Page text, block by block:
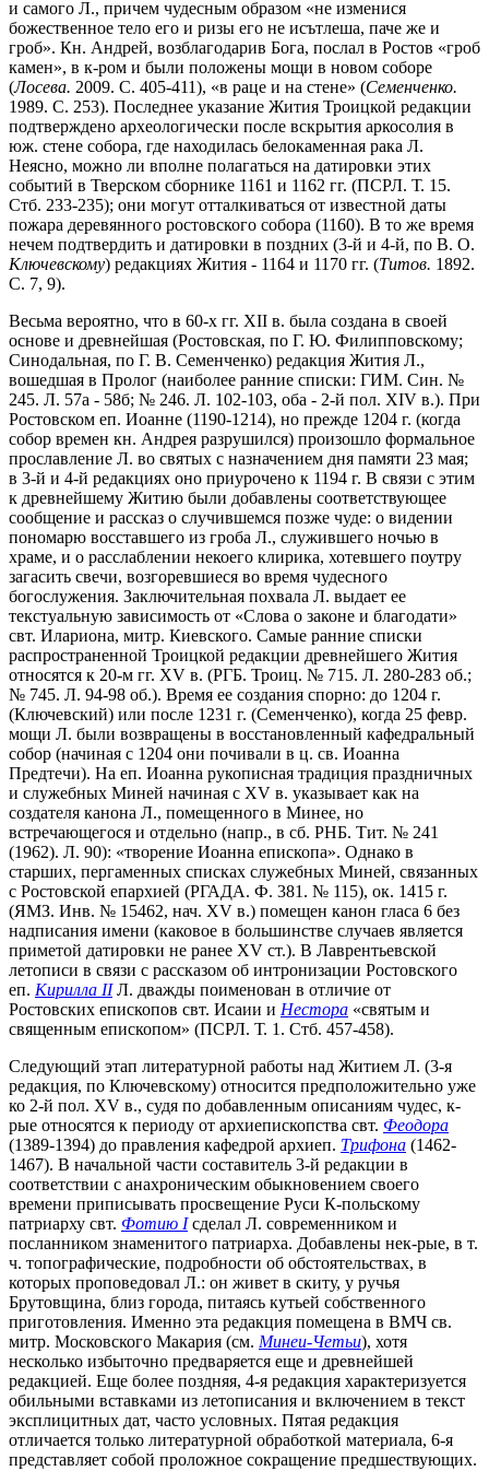
и самого Л., причем чудесным образом «не изменися
божественное тело его и ризы его не исътлеша, паче же и
гроб». Кн. Андрей, возблагодарив Бога, послал в Ростов «гроб
камен», в к-ром и были положены мощи в новом соборе
(Лосева. 2009. С. 405-411), «в раце и на стене» (Семенченко.
1989. С. 253). Последнее указание Жития Троицкой редакции
подтверждено археологически после вскрытия аркосолия в
юж. стене собора, где находилась белокаменная рака Л.
Неясно, можно ли вполне полагаться на датировки этих
событий в Тверском сборнике 1161 и 1162 гг. (ПСРЛ. Т. 15.
Стб. 233-235); они могут отталкиваться от известной даты
пожара деревянного ростовского собора (1160). В то же время
нечем подтвердить и датировки в поздних (3-й и 4-й, по В. О.
Ключевскому) редакциях Жития - 1164 и 1170 гг. (Титов. 1892.
С. 7, 9).
Весьма вероятно, что в 60-х гг. XII в. была создана в своей
основе и древнейшая (Ростовская, по Г. Ю. Филипповскому;
Синодальная, по Г. В. Семенченко) редакция Жития Л.,
вошедшая в Пролог (наиболее ранние списки: ГИМ. Син. №
245. Л. 57а - 58б; № 246. Л. 102-103, оба - 2-й пол. XIV в.). При
Ростовском еп. Иоанне (1190-1214), но прежде 1204 г. (когда
собор времен кн. Андрея разрушился) произошло формальное
прославление Л. во святых с назначением дня памяти 23 мая;
в 3-й и 4-й редакциях оно приурочено к 1194 г. В связи с этим
к древнейшему Житию были добавлены соответствующее
сообщение и рассказ о случившемся позже чуде: о видении
пономарю восставшего из гроба Л., служившего ночью в
храме, и о расслаблении некоего клирика, хотевшего поутру
загасить свечи, возгоревшиеся во время чудесного
богослужения. Заключительная похвала Л. выдает ее
текстуальную зависимость от «Слова о законе и благодати»
свт. Илариона, митр. Киевского. Самые ранние списки
распространенной Троицкой редакции древнейшего Жития
относятся к 20-м гг. XV в. (РГБ. Троиц. № 715. Л. 280-283 об.;
№ 745. Л. 94-98 об.). Время ее создания спорно: до 1204 г.
(Ключевский) или после 1231 г. (Семенченко), когда 25 февр.
мощи Л. были возвращены в восстановленный кафедральный
собор (начиная с 1204 они почивали в ц. св. Иоанна
Предтечи). На еп. Иоанна рукописная традиция праздничных
и служебных Миней начиная с XV в. указывает как на
создателя канона Л., помещенного в Минее, но
встречающегося и отдельно (напр., в сб. РНБ. Тит. № 241
(1962). Л. 90): «творение Иоанна епископа». Однако в
старших, пергаменных списках служебных Миней, связанных
с Ростовской епархией (РГАДА. Ф. 381. № 115), ок. 1415 г.
(ЯМЗ. Инв. № 15462, нач. XV в.) помещен канон гласа 6 без
надписания имени (каковое в большинстве случаев является
приметой датировки не ранее XV ст.). В Лаврентьевской
летописи в связи с рассказом об интронизации Ростовского
еп. Кирилла IIЛ. дважды поименован в отличие от
Ростовских епископов свт. Исаии и Нестора «святым и
священным епископом» (ПСРЛ. Т. 1. Стб. 457-458).
Следующий этап литературной работы над Житием Л. (3-я
редакция, по Ключевскому) относится предположительно уже
ко 2-й пол. XV в., судя по добавленным описаниям чудес, к-
рые относятся к периоду от архиепископства свт. Феодора
(1389-1394) до правления кафедрой архиеп. Трифона (1462-
1467). В начальной части составитель 3-й редакции в
соответствии с анахроническим обыкновением своего
времени приписывать просвещение Руси К-польскому
патриарху свт. Фотию Iсделал Л. современником и
посланником знаменитого патриарха. Добавлены нек-рые, в т.
ч. топографические, подробности об обстоятельствах, в
которых проповедовал Л.: он живет в скиту, у ручья
Брутовщина, близ города, питаясь кутьей собственного
приготовления. Именно эта редакция помещена в ВМЧ св.
митр. Московского Макария (см. Минеи-Четьи), хотя
несколько избыточно предваряется еще и древнейшей
редакцией. Еще более поздняя, 4-я редакция характеризуется
обильными вставками из летописания и включением в текст
эксплицитных дат, часто условных. Пятая редакция
отличается только литературной обработкой материала, 6-я
представляет собой проложное сокращение предшествующих.